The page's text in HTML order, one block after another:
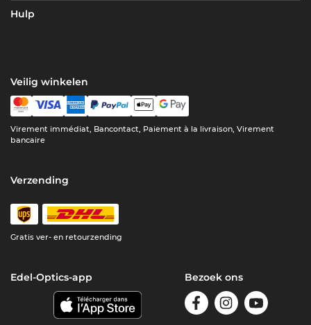
Hulp
Veilig winkelen
Virement immédiat, Bancontact, Paiement à la livraison, Virement
bancaire
Verzending
Gratis ver- en retourzending
Edel-Optics-app Bezoek ons